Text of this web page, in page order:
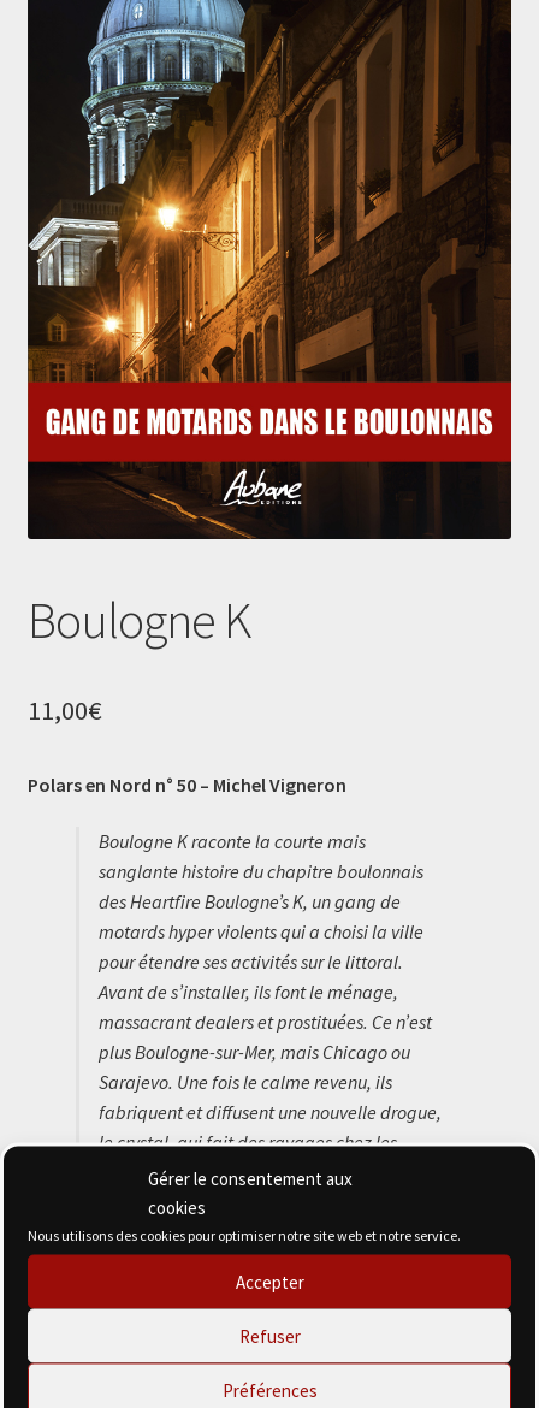
Gérer le consentement aux
cookies
Nous utilisons des cookies pour optimiser notre site web et notre service.
Accepter
Refuser
Préférences
Boulogne K
11,00€
Polars en Nord n° 50 – Michel Vigneron
Boulogne Kraconte la courte mais
sanglante histoire du chapitre boulonnais
des Heartfire Boulogne’s K, un gang de
motardshyper violents qui a choisi la ville
pour étendre ses activités sur le littoral.
Avant de s’installer, ils font le ménage,
massacrant dealerset prostituées. Ce n’est
plus Boulogne-sur-Mer, mais Chicago ou
Sarajevo. Une fois le calme revenu, ils
fabriquent et diffusent une nouvelle drogue,
le crystal, qui fait des ravages chez les
lycéens.
Format : poche, 256 pages
quantité
Ajouter au panier